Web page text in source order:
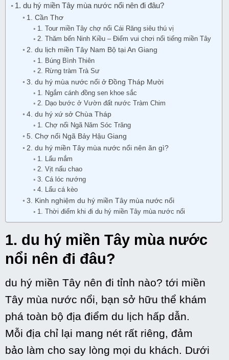
1. du hý miền Tây mùa nước nổi nên đi đâu?
1. Cần Thơ
1. Tour miền Tây chợ nổi Cái Răng siêu thú vị
2. Thăm bến Ninh Kiều – Điểm vui chơi nổi tiếng miền Tây
2. du lịch miền Tây Nam Bộ tại An Giang
1. Búng Bình Thiên
2. Rừng tràm Trà Sư
3. du hý mùa nước nổi ở Đồng Tháp Mười
1. Ngắm cánh đồng sen khoe sắc
2. Dạo bước ở Vườn đất nước Tràm Chim
4. du hý xứ sở Chùa Tháp
1. Chợ nổi Ngã Năm Sóc Trăng
5. Chợ nổi Ngã Bảy Hậu Giang
2. du hý miền Tây mùa nước nổi nên ăn gì?
1. Lẩu mắm
2. Vịt nấu chao
3. Cá lóc nướng
4. Lẩu cá kèo
3. Kinh nghiệm du hý miền Tây mùa nước nổi
1. Thời điểm khi đi du hý miền Tây mùa nước nổi
1. du hý miền Tây mùa nước
nổi nên đi đâu?
du hý miền Tây nên đi tỉnh nào? tới miền
Tây mùa nước nổi, bạn sở hữu thể khám
phá toàn bộ địa điểm du lịch hấp dẫn.
Mỗi địa chỉ lại mang nét rất riêng, đảm
bảo làm cho say lòng mọi du khách. Dưới